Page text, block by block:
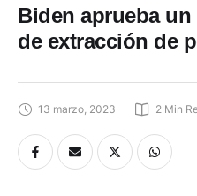
Biden aprueba
de extracción de
13 marzo, 2023 2 Min